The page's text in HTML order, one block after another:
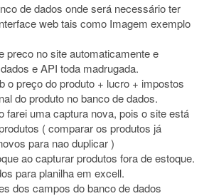
de dados onde será necessário ter
web tais como Imagem exemplo
preco no site automaticamente e
e API toda madrugada.
o preço do produto + lucro + impostos
do produto no banco de dados.
farei uma captura nova, pois o site está
( comparar os produtos já
para nao duplicar )
ao capturar produtos fora de estoque.
para planilha em excell.
dos campos do banco de dados